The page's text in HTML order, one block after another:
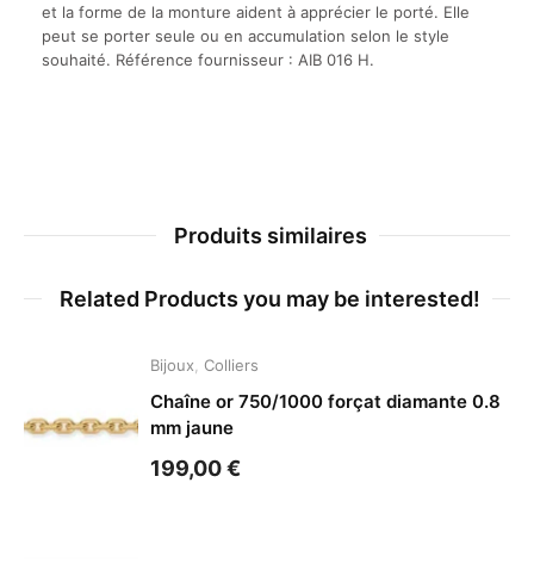
et la forme de la monture aident à apprécier le porté. Elle
peut se porter seule ou en accumulation selon le style
souhaité. Référence fournisseur : AIB 016 H.
Produits similaires
Related Products you may be interested!
Bijoux Colliers
Chaîne or 750/1000 forçat diamante 0.8
mm jaune
199,00€